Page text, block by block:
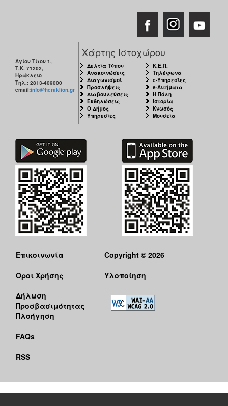
Αγίου Τίτου 1,
Τ.Κ. 71202,
Ηράκλειο
Τηλ.: 2813-409000
email:info@heraklion.gr
Χάρτης Ιστοχώρου
Δελτία Τύπου
Ανακοινώσεις
Διαγωνισμοί
Προσλήψεις
Διαβουλεύσεις
Εκδηλώσεις
Ο Δήμος
Υπηρεσίες
Κ.Ε.Π.
Τηλέφωνα
e-Υπηρεσίες
e-Αιτήματα
Η Πόλη
Ιστορία
Κνωσός
Μουσεία
Επικοινωνία
Όροι Χρήσης
Δήλωση
Προσβασιμότητας
Πλοήγηση
FAQs
RSS
Copyright © 2026
Υλοποίηση